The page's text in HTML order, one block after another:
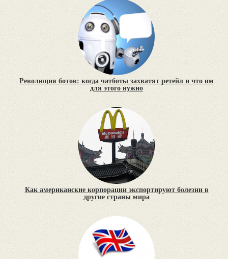
Революция ботов: когда чатботы захватят ретейл и что им
для этого нужно
Как американские корпорации экспортируют болезни в
другие страны мира